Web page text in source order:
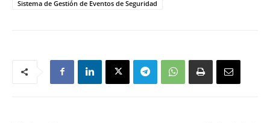
Sistema de Gestión de Eventos de Seguridad